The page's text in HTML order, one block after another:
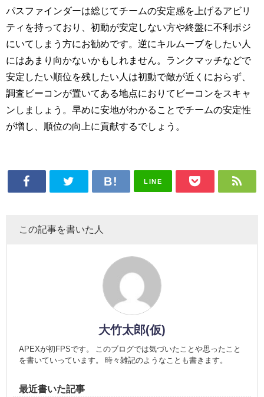
パスファインダーは総じてチームの安定感を上げるアビリ
ティを持っており、初動が安定しない方や終盤に不利ポジ
にいてしまう方にお勧めです。逆にキルムーブをしたい人
にはあまり向かないかもしれません。ランクマッチなどで
安定したい順位を残したい人は初動で敵が近くにおらず、
調査ビーコンが置いてある地点におりてビーコンをスキャ
ンしましょう。早めに安地がわかることでチームの安定性
が増し、順位の向上に貢献するでしょう。
LINE
この記事を書いた人
大竹太郎(仮)
APEXが初FPSです。 このブログでは気づいたことや思ったこと
を書いていっています。 時々雑記のようなことも書きます。
最近書いた記事